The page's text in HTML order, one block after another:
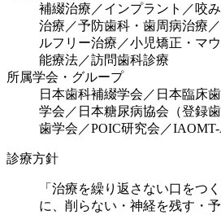
補綴治療／インプラント／咬
治療／予防歯科・歯周病治療
ルフリー治療／小児矯正・マ
能療法／訪問歯科診療
所属学会・グループ
日本歯科補綴学会／日本臨床
学会／日本糖尿病協会（登録
歯学会／POIC研究会／
診療方針
「治療を繰り返さない口をつ
に、削らない・神経を残す・